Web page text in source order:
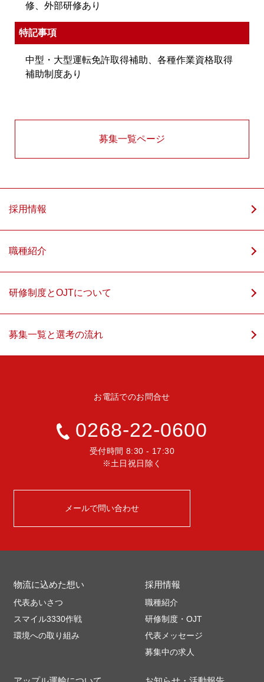
修、外部研修あり
特記事項
中型・大型運転免許取得補助、各種作業資格取得
補助制度あり
募集一覧ページ
採用情報
職種紹介
研修制度とOJTについて
募集一覧と選考の流れ
お電話でのお問合せ
0268-22-0600
受付時間 8:30 - 17:30
※土日祝日除く
メールで問い合わせ
物流に込めた想い
代表あいさつ
スマイル3330作戦
環境への取り組み
採用情報
職種紹介
研修制度・OJT
代表メッセージ
募集中の求人